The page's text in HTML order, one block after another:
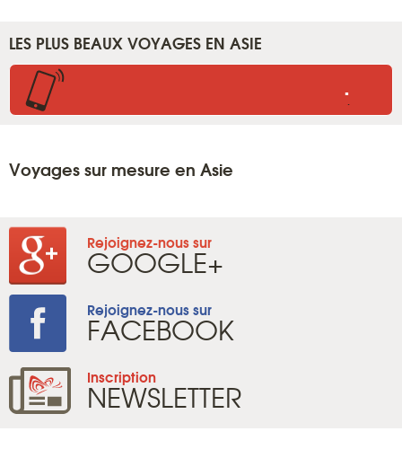
LES PLUS BEAUX VOYAGES EN ASIE
..
Voyages sur mesure en Asie
Rejoignez-nous sur
GOOGLE+
Rejoignez-nous sur
FACEBOOK
Inscription
NEWSLETTER